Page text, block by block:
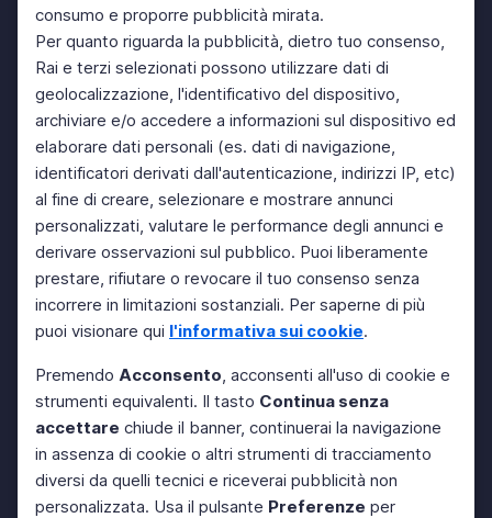
consumo e proporre pubblicità mirata.
Per quanto riguarda la pubblicità, dietro tuo consenso,
Rai e terzi selezionati possono utilizzare dati di
geolocalizzazione, l'identificativo del dispositivo,
archiviare e/o accedere a informazioni sul dispositivo ed
elaborare dati personali (es. dati di navigazione,
identificatori derivati dall'autenticazione, indirizzi IP, etc)
al fine di creare, selezionare e mostrare annunci
personalizzati, valutare le performance degli annunci e
derivare osservazioni sul pubblico. Puoi liberamente
prestare, rifiutare o revocare il tuo consenso senza
incorrere in limitazioni sostanziali. Per saperne di più
puoi visionare qui l'informativa sui cookie.
Premendo Acconsento, acconsenti all'uso di cookie e
strumenti equivalenti. Il tasto Continua senza
accettare chiude il banner, continuerai la navigazione
in assenza di cookie o altri strumenti di tracciamento
diversi da quelli tecnici e riceverai pubblicità non
personalizzata. Usa il pulsante Preferenze per